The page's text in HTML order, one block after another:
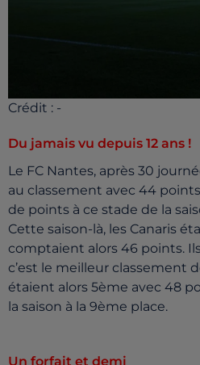
Crédit : -
Du jamais vu depuis 12 ans !
Le FC Nantes, après 30
au classement avec 44
de points à ce stade de la
Cette saison-là, les Canaris
comptaient alors 46 points.
c’est le meilleur classement
étaient alors 5ème avec 48
la saison à la 9ème place.
Un forfait et demi